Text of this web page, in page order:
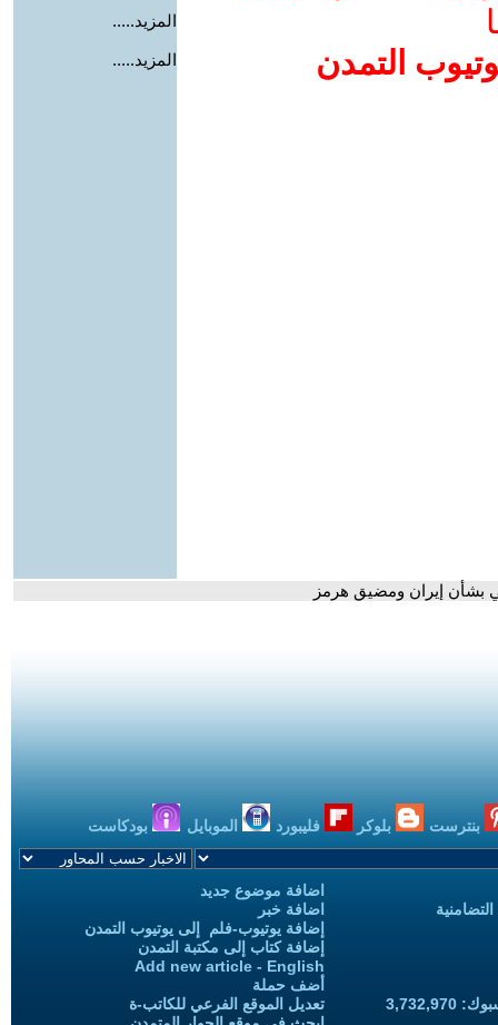
التمدن
المزيد.....
المزيد.....
بشأن إيران ومضيق هرمز
بنترست بلوكر فليبورد الموبايل بودكاست
اضافة موضوع جديد
اضافة خبر
إضافة يوتيوب-فلم إلى يوتيوب التمدن
إضافة كتاب إلى مكتبة التمدن
Add new article - English
أضف حملة
تعديل الموقع الفرعي للكاتب-ة